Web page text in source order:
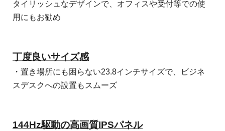
タイリッシュなデザインで、オフィスや受付等での使
用にもお勧め
丁度良いサイズ感
・置き場所にも困らない23.8インチサイズで、ビジネ
スデスクへの設置もスムーズ
144Hz駆動の高画質IPSパネル